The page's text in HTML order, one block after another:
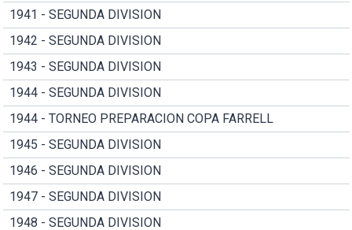
1941 - SEGUNDA DIVISION
1942 - SEGUNDA DIVISION
1943 - SEGUNDA DIVISION
1944 - SEGUNDA DIVISION
1944 - TORNEO PREPARACION COPA FARRELL
1945 - SEGUNDA DIVISION
1946 - SEGUNDA DIVISION
1947 - SEGUNDA DIVISION
1948 - SEGUNDA DIVISION